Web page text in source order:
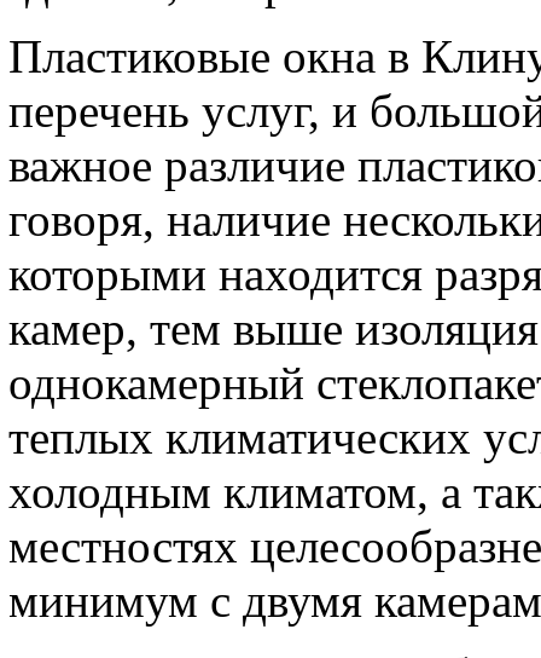
Пластиковые окна в
перечень услуг, и
важное различие
говоря, наличие
которыми находится
камер, тем выше
однокамерный
теплых климатических
холодным климатом, а
местностях
минимум с двумя